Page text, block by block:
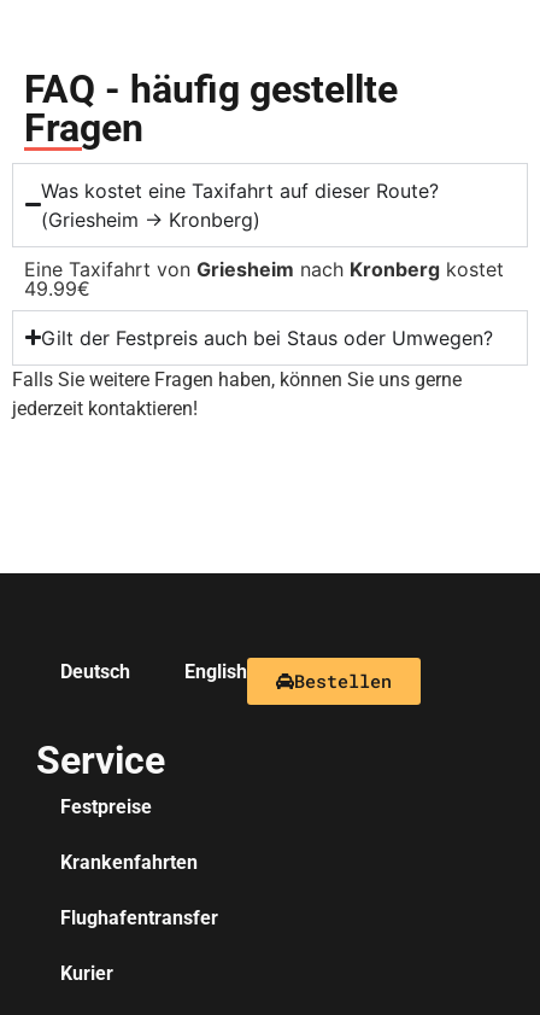
FAQ - häufig gestellte
Fragen
Was kostet eine Taxifahrt auf dieser Route?
(Griesheim → Kronberg)
Eine Taxifahrt von Griesheim nach Kronberg kostet
49.99€
Gilt der Festpreis auch bei Staus oder Umwegen?
Falls Sie weitere Fragen haben, können Sie uns gerne
jederzeit kontaktieren!
Deutsch English Bestellen
Service
Festpreise
Krankenfahrten
Flughafentransfer
Kurier